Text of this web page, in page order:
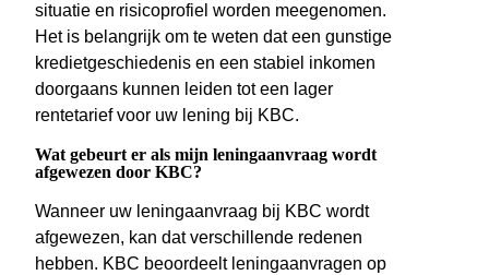
situatie en risicoprofiel worden meegenomen.
Het is belangrijk om te weten dat een gunstige
kredietgeschiedenis en een stabiel inkomen
doorgaans kunnen leiden tot een lager
rentetarief voor uw lening bij KBC.
Wat gebeurt er als mijn leningaanvraag wordt
afgewezen door KBC?
Wanneer uw leningaanvraag bij KBC wordt
afgewezen, kan dat verschillende redenen
hebben. KBC beoordeelt leningaanvragen op